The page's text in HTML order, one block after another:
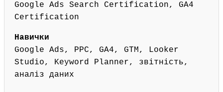
Google Ads Search Certification, GA4
Certification
Навички
Google Ads, PPC, GA4, GTM, Looker
Studio, Keyword Planner, звітність,
аналіз даних